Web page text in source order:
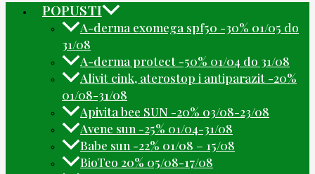
POPUSTI
A-derma exomega spf50 -30% 01/05 do
31/08
A-derma protect -50% 01/04 do 31/08
Alivit cink, aterostop i antiparazit -20%
01/08-31/08
Apivita bee SUN -20% 03/08-23/08
Avene sun -25% 01/04-31/08
Babe sun -22% 01/08 – 15/08
BioTeo 20% 05/08-17/08